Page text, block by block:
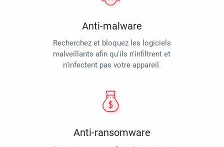
Anti-malware
Recherchez et bloquez les logiciels
malveillants afin qu'ils n'infiltrent et
n'infectent pas votre appareil.
Anti-ransomware